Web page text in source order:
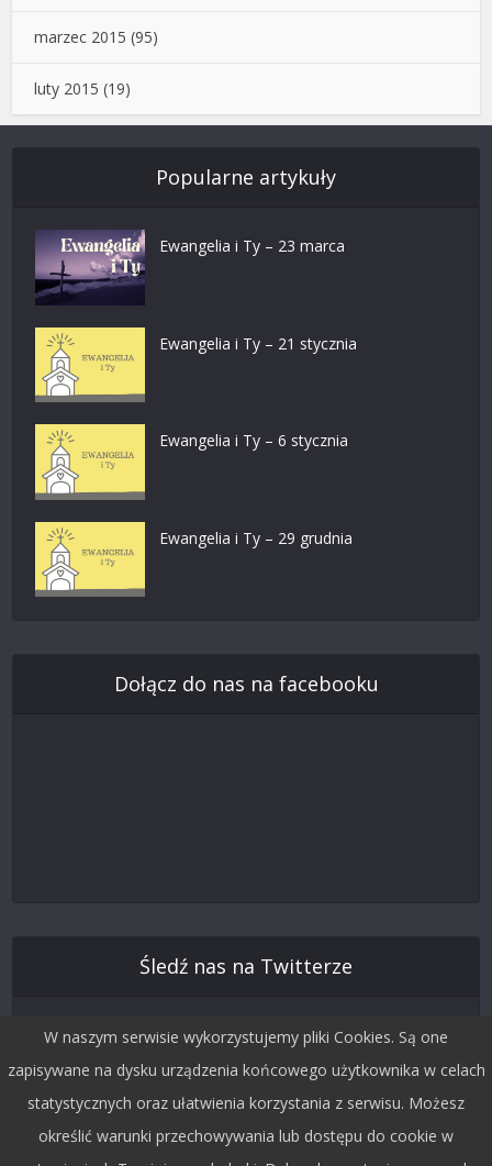
marzec 2015 (95)
luty 2015 (19)
Popularne artykuły
Ewangelia i Ty – 23 marca
Ewangelia i Ty – 21 stycznia
Ewangelia i Ty – 6 stycznia
Ewangelia i Ty – 29 grudnia
Dołącz do nas na facebooku
Śledź nas na Twitterze
W naszym serwisie wykorzystujemy pliki Cookies. Są one
zapisywane na dysku urządzenia końcowego użytkownika w celach
statystycznych oraz ułatwienia korzystania z serwisu. Możesz
określić warunki przechowywania lub dostępu do cookie w